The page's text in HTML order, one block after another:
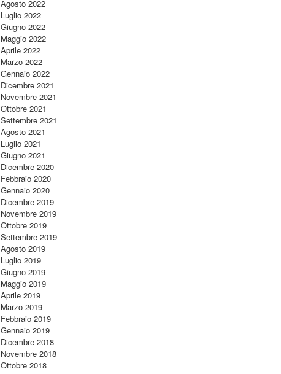
Agosto 2022
Luglio 2022
Giugno 2022
Maggio 2022
Aprile 2022
Marzo 2022
Gennaio 2022
Dicembre 2021
Novembre 2021
Ottobre 2021
Settembre 2021
Agosto 2021
Luglio 2021
Giugno 2021
Dicembre 2020
Febbraio 2020
Gennaio 2020
Dicembre 2019
Novembre 2019
Ottobre 2019
Settembre 2019
Agosto 2019
Luglio 2019
Giugno 2019
Maggio 2019
Aprile 2019
Marzo 2019
Febbraio 2019
Gennaio 2019
Dicembre 2018
Novembre 2018
Ottobre 2018